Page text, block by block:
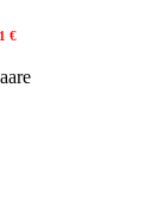
€